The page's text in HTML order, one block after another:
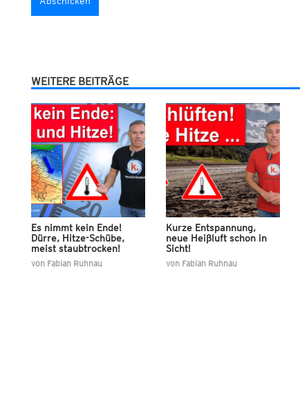
WEITERE BEITRÄGE
Es nimmt kein Ende!
Dürre, Hitze-Schübe,
meist staubtrocken!
von Fabian Ruhnau
Kurze Entspannung,
neue Heißluft schon in
Sicht!
von Fabian Ruhnau